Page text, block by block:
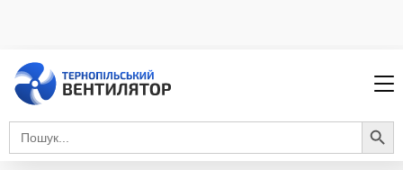
Search
for:
Search Button